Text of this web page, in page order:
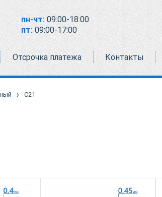
пн-чт: 09:00-18:00
пт: 09:00-17:00
Отсрочка платежа Контакты
› С21